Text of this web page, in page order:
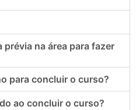
na área para fazer
para concluir o curso?
ao concluir o curso?